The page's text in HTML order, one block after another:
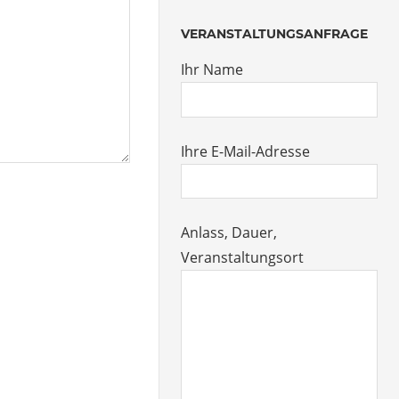
VERANSTALTUNGSANFRAGE
Ihr Name
Ihre E-Mail-Adresse
Anlass, Dauer,
Veranstaltungsort